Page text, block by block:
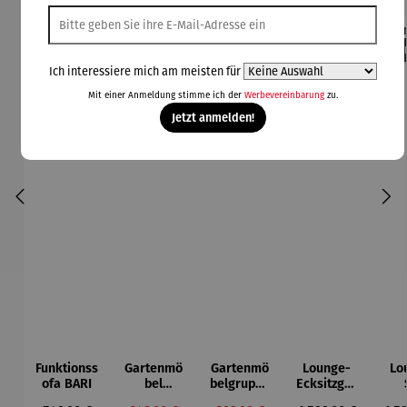
Funktionss
ofa BARI
Rabatt
Gartenmö
bel
Rabatt
Gartenmö
belgruppe
Lounge-
Ecksitzgru
Ich interessiere mich am meisten für
Mit einer Anmeldung stimme ich der Werbevereinbarungzu.
Jetzt anmelden!